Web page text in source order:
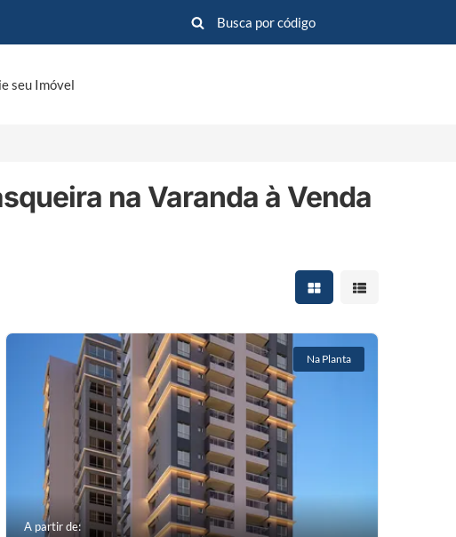
seu Imóvel
na Varanda à Venda
Mostrar resultados em
Mostrar
Na Planta
A partir de: